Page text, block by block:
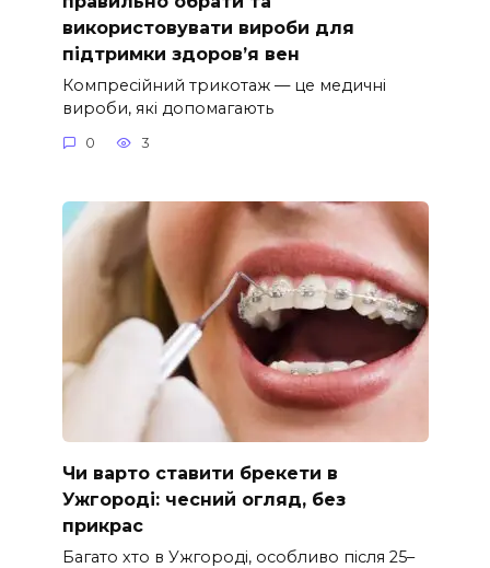
використовувати вироби для
підтримки здоров’я вен
Компресійний трикотаж — це медичні
вироби, які допомагають
0 3
Чи варто ставити брекети в
Ужгороді: чесний огляд, без
прикрас
Багато хто в Ужгороді, особливо після 25–